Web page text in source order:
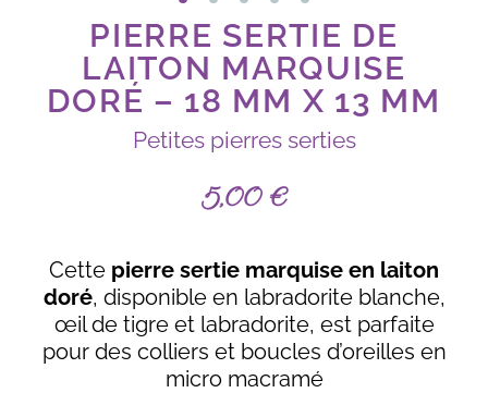
PIERRE SERTIE DE
LAITON MARQUISE
DORÉ – 18 MM X 13 MM
Petites pierres serties
5,00€
Cette pierre sertie marquise en laiton
doré, disponible en labradorite blanche,
œil de tigre et labradorite, est parfaite
pour des colliers et boucles d’oreilles en
micro macramé